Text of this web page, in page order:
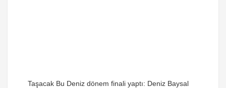
Taşacak Bu Deniz dönem finali yaptı: Deniz Baysal